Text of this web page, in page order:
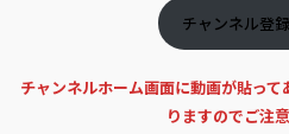
チャンネル登
チャンネルホーム画面に動画が貼っ
りますのでご注